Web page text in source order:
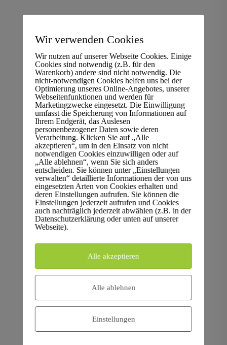
Computerschrott Entsorgung
fachgerechtnachDIN 66399in
Kassel
Datenträgervernichtung nach DIN 66399, sichere Abholung
und umweltgerechtes Recycling Ihrer IT-Geräte. Setzen Sie
Wir verwenden Cookies
Wir nutzen auf unserer Webseite Cookies. Einige
Cookies sind notwendig (z.B. für den
Warenkorb) andere sind nicht notwendig. Die
nicht-notwendigen Cookies helfen uns bei der
Optimierung unseres Online-Angebotes, unserer
Webseitenfunktionen und werden für
Marketingzwecke eingesetzt. Die Einwilligung
umfasst die Speicherung von Informationen auf
Ihrem Endgerät, das Auslesen
personenbezogener Daten sowie deren
Verarbeitung. Klicken Sie auf „Alle
akzeptieren“, um in den Einsatz von nicht
notwendigen Cookies einzuwilligen oder auf
„Alle ablehnen“, wenn Sie sich anders
entscheiden. Sie können unter „Einstellungen
verwalten“ detaillierte Informationen der von uns
eingesetzten Arten von Cookies erhalten und
deren Einstellungen aufrufen. Sie können die
Einstellungen jederzeit aufrufen und Cookies
auch nachträglich jederzeit abwählen (z.B. in der
Datenschutzerklärung oder unten auf unserer
Webseite).
Alle akzeptieren
Alle ablehnen
Einstellungen